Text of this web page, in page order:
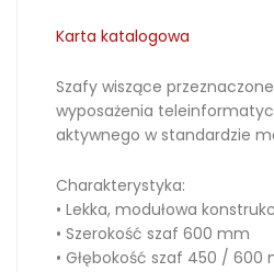
Karta katalogowa
Szafy wiszące
wyposażenia
aktywnego w standardzie
Charakterystyka:
• Lekka, modułowa
• Szerokość szaf 600 mm
• Głębokość szaf 450 / 600